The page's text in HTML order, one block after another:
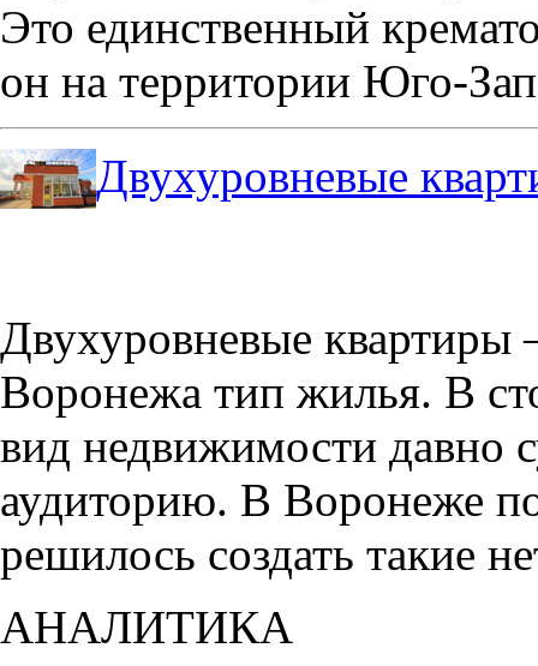
Это единственный
он на территории Юго-
Двухуровневые
Двухуровневые квартиры
Воронежа тип жилья. В
вид недвижимости давно
аудиторию. В Воронеже
решилось создать такие
АНАЛИТИКА